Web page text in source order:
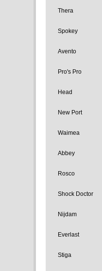
Thera
Spokey
Avento
Pro's Pro
Head
New Port
Waimea
Abbey
Rosco
Shock Doctor
Nijdam
Everlast
Stiga